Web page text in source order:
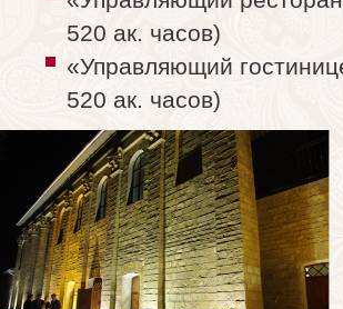
520 ак. часов)
«Управляющий
520 ак. часов)